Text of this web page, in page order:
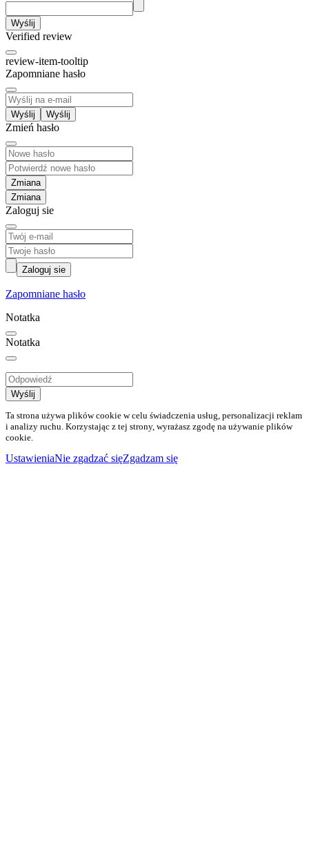
Wyślij
Verified review
review-item-tooltip
Zapomniane hasło
Wyślij
Zmień hasło
Zmiana
Zaloguj sie
Zaloguj sie
Zapomniane hasło
Notatka
Notatka
Wyślij
Ta strona używa plików cookie w celu świadczenia usług, personalizacji reklam
i analizy ruchu. Korzystając z tej strony, wyrażasz zgodę na używanie plików
cookie.
UstawieniaNie zgadzać sięZgadzam się